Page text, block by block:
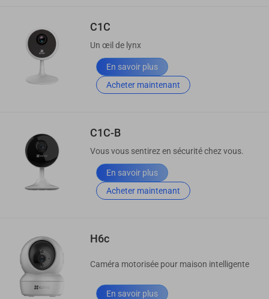
C1C
Un œil de lynx
En savoir plus
Acheter maintenant
C1C-B
Vous vous sentirez en sécurité chez vous.
En savoir plus
Acheter maintenant
H6c
Caméra motorisée pour maison intelligente
En savoir plus